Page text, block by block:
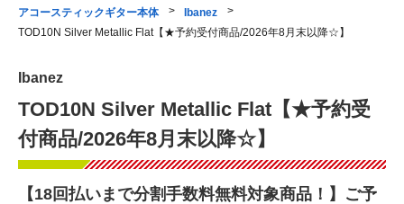
アコースティックギター本体
Ibanez
TOD10N Silver Metallic Flat【★予約受付商品/2026年8月末以降☆】
Ibanez
TOD10N Silver Metallic Flat【★予約受
付商品/2026年8月末以降☆】
【18回払いまで分割手数料無料対象商品！】ご予